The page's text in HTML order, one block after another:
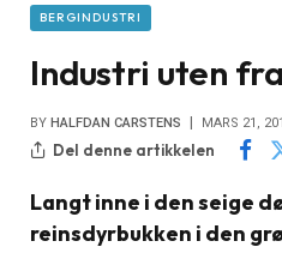
BERGINDUSTRI
Industri uten
BY HALFDAN CARSTENS MARS 21,
Del denne artikkelen
Langt inne i den seige
reinsdyrbukken i den